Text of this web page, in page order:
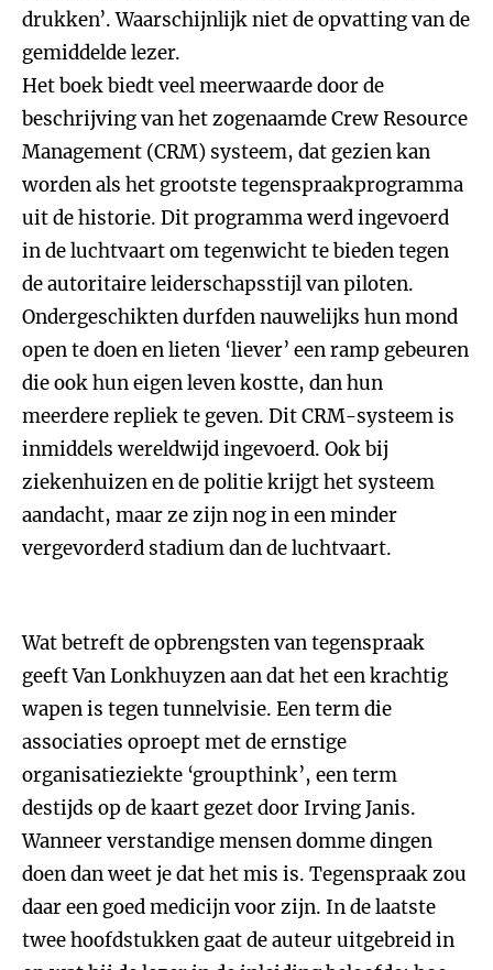
drukken’. Waarschijnlijk niet de opvatting van de
gemiddelde lezer.
Het boek biedt veel meerwaarde door de
beschrijving van het zogenaamde Crew Resource
Management (CRM) systeem, dat gezien kan
worden als het grootste tegenspraakprogramma
uit de historie. Dit programma werd ingevoerd
in de luchtvaart om tegenwicht te bieden tegen
de autoritaire leiderschapsstijl van piloten.
Ondergeschikten durfden nauwelijks hun mond
open te doen en lieten ‘liever’ een ramp gebeuren
die ook hun eigen leven kostte, dan hun
meerdere repliek te geven. Dit CRM-systeem is
inmiddels wereldwijd ingevoerd. Ook bij
ziekenhuizen en de politie krijgt het systeem
aandacht, maar ze zijn nog in een minder
vergevorderd stadium dan de luchtvaart.
Wat betreft de opbrengsten van tegenspraak
geeft Van Lonkhuyzen aan dat het een krachtig
wapen is tegen tunnelvisie. Een term die
associaties oproept met de ernstige
organisatieziekte ‘groupthink’, een term
destijds op de kaart gezet door Irving Janis.
Wanneer verstandige mensen domme dingen
doen dan weet je dat het mis is. Tegenspraak zou
daar een goed medicijn voor zijn. In de laatste
twee hoofdstukken gaat de auteur uitgebreid in